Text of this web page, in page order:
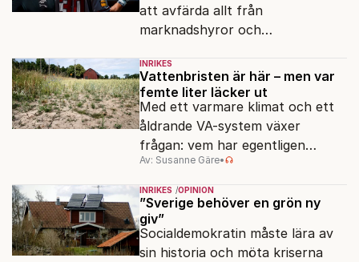
att avfärda allt från
marknadshyror och
om antisemitism.
INRIKES
Vattenbristen är här – men var
femte liter läcker ut
Med ett varmare klimat och ett
åldrande VA-system växer
frågan: vem har egentligen
ansvar för Sveriges
vattenresurser?
Av: Susanne Gäre•
INRIKES OPINION
”Sverige behöver en grön ny
giv”
Socialdemokratin måste lära av
sin historia och möta kriserna